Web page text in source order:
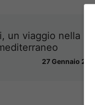
un viaggio nella
27 Gennaio 2016